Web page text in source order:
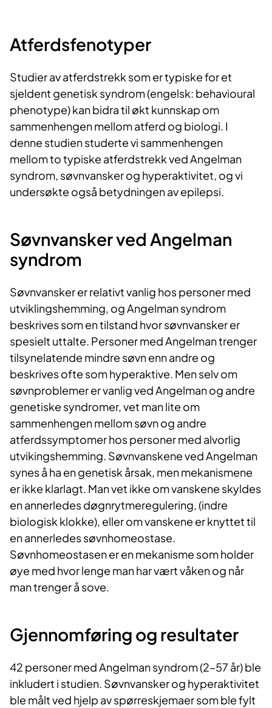
Atferd​​sfenotyper
Studier av atferdstrekk som er typiske for et
sjeldent genetisk syndrom (engelsk: behavioural
phenotype) kan bidra til økt kunnskap om
sammenhengen mellom atferd og biologi. I
denne studien studerte vi sammenhengen
mellom to typiske atferdstrekk ved Angelman
syndrom, søvnvansker og hyperaktivitet, og vi
undersøkte også betydningen av epilepsi.
Søvnvansker ved Angel​​​man
syndrom
Søvnvansker er relativt vanlig hos personer med
utviklingshemming, og Angelman syndrom
beskrives som en tilstand hvor søvnvansker er
spesielt uttalte. Personer med Angelman trenger
tilsynelatende mindre søvn enn andre og
beskrives ofte som hyperaktive. Men selv om
søvnproblemer er vanlig ved Angelman og andre
genetiske syndromer, vet man lite om
sammenhengen mellom søvn og andre
atferdssymptomer hos personer med alvorlig
utvikingshemming. Søvnvanskene ved Angelman
synes å ha en genetisk årsak, men mekanismene
er ikke klarlagt. Man vet ikke om vanskene skyldes
en annerledes døgnrytmeregulering, (indre
biologisk klokke), eller om vanskene er knyttet til
en annerledes søvnhomeostase.
Søvnhomeostasen er en mekanisme som holder
øye med hvor lenge man har vært våken og når
man trenger å sove.
Gjennomføring​ og resultater
42 personer med Angelman syndrom (2–57 år) ble
inkludert i studien. Søvnvansker og hyperaktivitet
ble målt ved hjelp av spørreskjemaer som ble fylt